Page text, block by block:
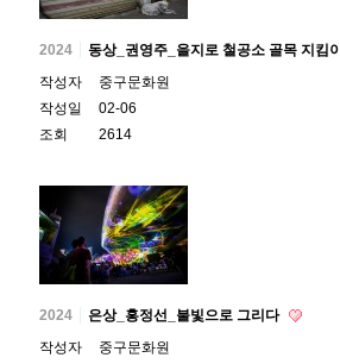
2024
동상_권영주_을지로 철공소 골목 지킴이
작성자
중구문화원
작성일
02-06
조회
2614
2024
은상_홍정선_불빛으로 그리다
작성자
중구문화원